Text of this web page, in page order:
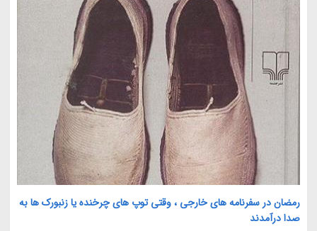
رمضان در سفرنامه های خارجی ، وقتی توپ های چرخنده یا زنبورک ها به
صدا درآمدند